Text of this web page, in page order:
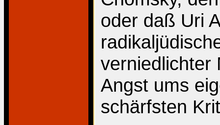
oder daß Uri
verniedlichter
Angst ums
schärfsten